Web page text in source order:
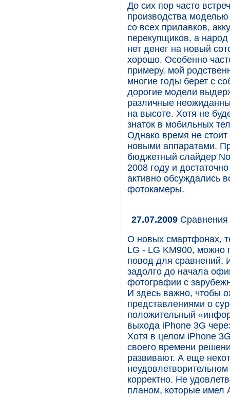
До сих пор часто
производства
со всех прилавков,
перекупщиков, а народ
нет денег на новый
хорошо. Особенно
примеру, мой
многие годы берет с
дорогие модели
различные
на высоте. Хотя не
знаток в мобильных
Однако время не
новыми аппаратами.
бюджетный слайдер
2008 году и
активно обсуждались
фотокамеры.
27.07.2009
О новых смартфонах,
LG - LG KM900, можно
повод для сравнений.
задолго до начала
фотографии с
И здесь важно, чтобы
представлениями о
положительный
выхода iPhone 3G
Хотя в целом iPhone
своего времени
развивают. А еще
корректно. Не
планом, которые имел